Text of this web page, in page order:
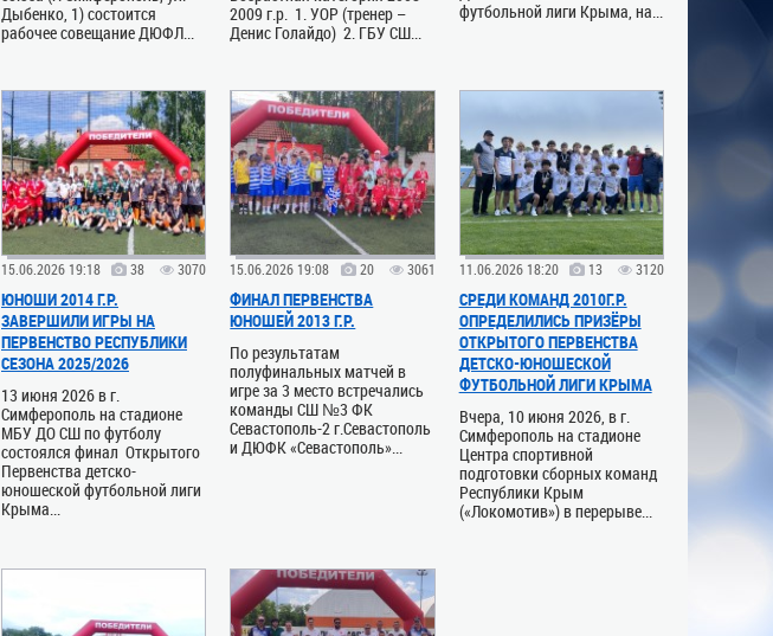
Дыбенко, 1) состоится
рабочее совещание ДЮФЛ...
2009 г.р. 1. УОР (тренер –
Денис Голайдо) 2. ГБУ СШ...
футбольной лиги Крыма, на...
15.06.2026 19:18 38 3070
ЮНОШИ 2014 Г.Р.
ЗАВЕРШИЛИ ИГРЫ НА
ПЕРВЕНСТВО РЕСПУБЛИКИ
СЕЗОНА 2025/2026
13 июня 2026 в г.
Симферополь на стадионе
МБУ ДО СШ по футболу
состоялся финал Открытого
Первенства детско-
юношеской футбольной лиги
Крыма...
15.06.2026 19:08 20 3061
ФИНАЛ ПЕРВЕНСТВА
ЮНОШЕЙ 2013 Г.Р.
По результатам
полуфинальных матчей в
игре за 3 место встречались
команды СШ №3 ФК
Севастополь-2 г.Севастополь
и ДЮФК «Севастополь»...
11.06.2026 18:20 13 3120
СРЕДИ КОМАНД 2010Г.Р.
ОПРЕДЕЛИЛИСЬ ПРИЗЁРЫ
ОТКРЫТОГО ПЕРВЕНСТВА
ДЕТСКО-ЮНОШЕСКОЙ
ФУТБОЛЬНОЙ ЛИГИ КРЫМА
Вчера, 10 июня 2026, в г.
Симферополь на стадионе
Центра спортивной
подготовки сборных команд
Республики Крым
(«Локомотив») в перерыве...